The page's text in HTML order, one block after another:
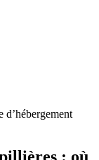
d’hébergement